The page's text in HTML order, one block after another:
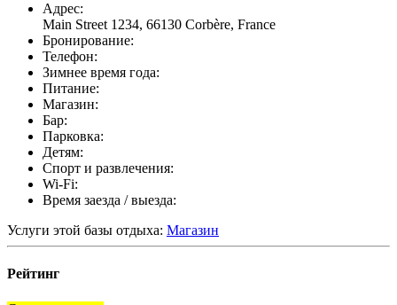
Адрес:
Main Street 1234, 66130 Corbère, France
Бронирование:
Телефон:
Зимнее время года:
Питание:
Магазин:
Бар:
Парковка:
Детям:
Спорт и развлечения:
Wi-Fi:
Время заезда / выезда:
Услуги этой базы отдыха: Магазин
Рейтинг